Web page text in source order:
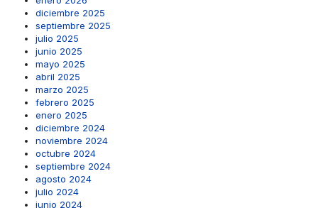
diciembre 2025
septiembre 2025
julio 2025
junio 2025
mayo 2025
abril 2025
marzo 2025
febrero 2025
enero 2025
diciembre 2024
noviembre 2024
octubre 2024
septiembre 2024
agosto 2024
julio 2024
junio 2024